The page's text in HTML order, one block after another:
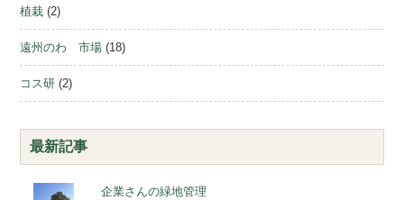
植栽 (2)
遠州のわ 市場 (18)
コス研 (2)
最新記事
企業さんの緑地管理